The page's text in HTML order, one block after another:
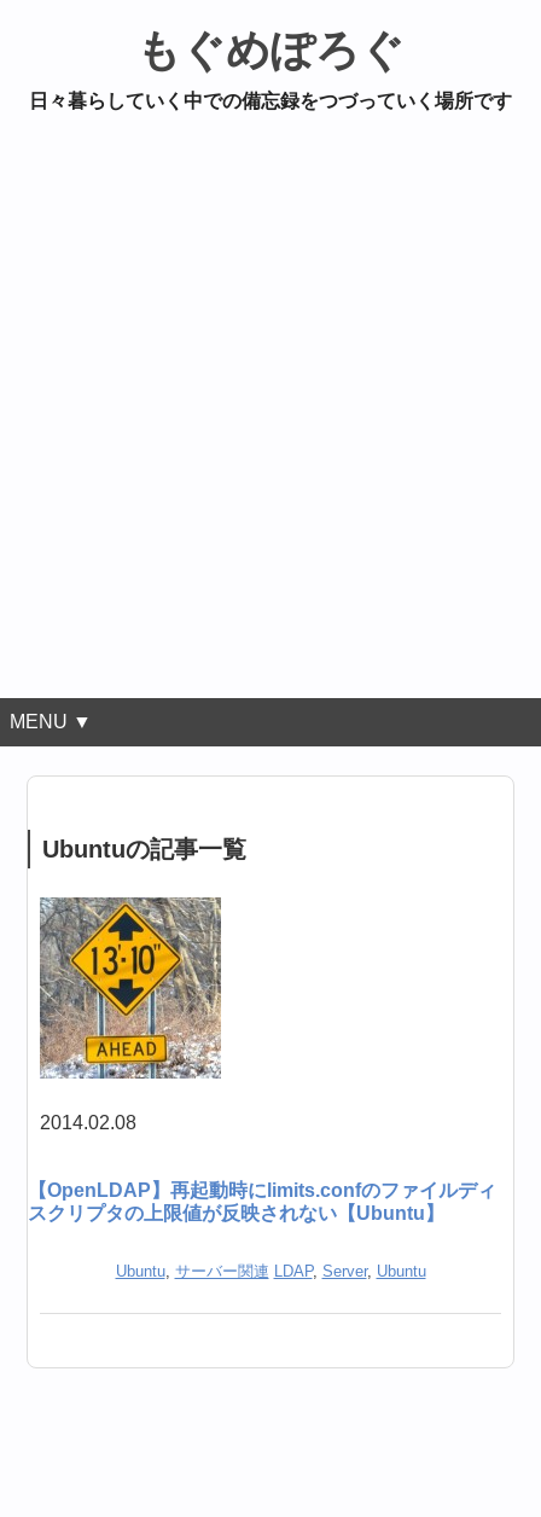
もぐめぽろぐ
日々暮らしていく中での備忘録をつづっていく場所です
MENU ▼
Ubuntuの記事一覧
2014.02.08
【OpenLDAP】再起動時にlimits.confのファイルディ
スクリプタの上限値が反映されない【Ubuntu】
Ubuntu, サーバー関連 LDAP, Server, Ubuntu